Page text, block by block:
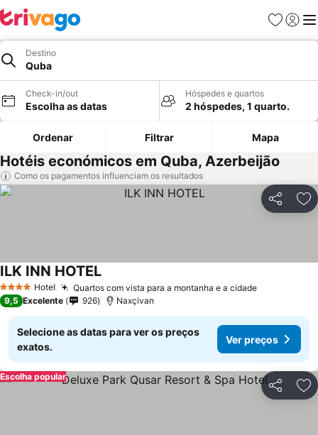
Favoritos
Iniciar
Destino
Quba
Check-in/out
Escolha as datas
Hóspedes e quartos
2 hóspedes, 1 quarto.
Ordenar Filtrar Mapa
Hotéis económicos em Quba, Azerbeijão
Como os pagamentos influenciam os resultados
Partilhar
4 EstrelasHotel Quartos com vista para a montanha e a cidadeVer preços
ILK INN HOTELVer preços
9,5 Excelente 926 Naxçivan
Selecione as datas para ver os preços
exatos.
Ver preços
Partilhar
Escolha popular